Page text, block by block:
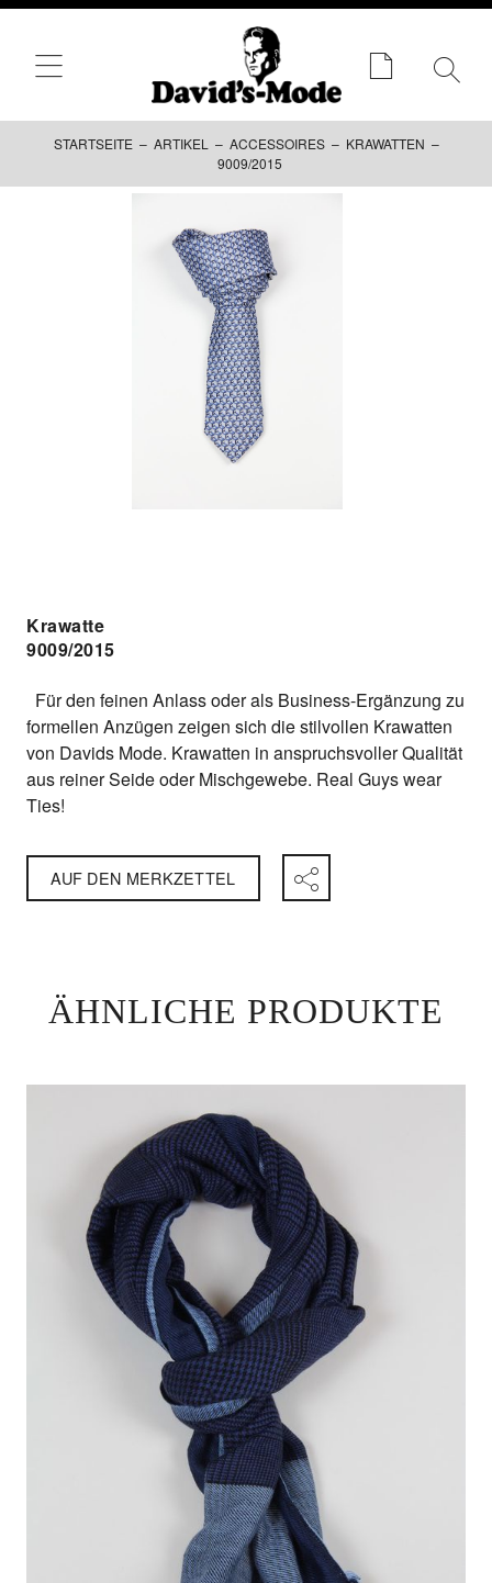
STARTSEITE – ARTIKEL – ACCESSOIRES– KRAWATTEN –
9009/2015
Krawatte
9009/2015
Für den feinen Anlass oder als Business-Ergänzung zu
formellen Anzügen zeigen sich die stilvollen Krawatten
von Davids Mode. Krawatten in anspruchsvoller Qualität
aus reiner Seide oder Mischgewebe. Real Guys wear
Ties!
AUF DEN MERKZETTEL
ÄHNLICHE PRODUKTE